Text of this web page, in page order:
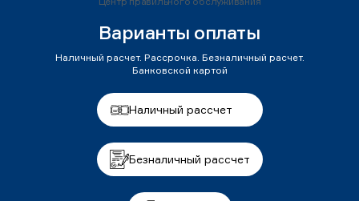
Варианты оплаты
Наличный расчет. Рассрочка. Безналичный расчет.
Банковской картой
Наличный рассчет
Безналичный рассчет